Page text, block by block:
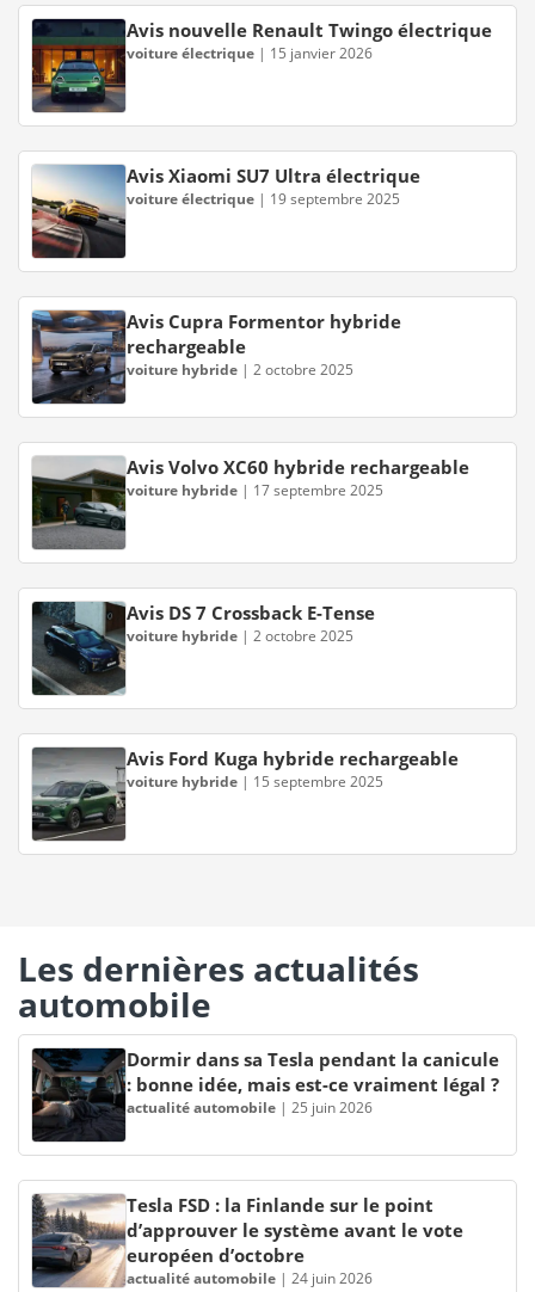
Avis nouvelle Renault Twingo électrique
voiture électrique | 15 janvier 2026
Avis Xiaomi SU7 Ultra électrique
voiture électrique | 19 septembre 2025
Avis Cupra Formentor hybride
rechargeable
voiture hybride | 2 octobre 2025
Avis Volvo XC60 hybride rechargeable
voiture hybride | 17 septembre 2025
Avis DS 7 Crossback E-Tense
voiture hybride | 2 octobre 2025
Avis Ford Kuga hybride rechargeable
voiture hybride | 15 septembre 2025
Les dernières actualités
automobile
Dormir dans sa Tesla pendant la canicule
: bonne idée, mais est-ce vraiment légal ?
actualité automobile | 25 juin 2026
Tesla FSD : la Finlande sur le point
d’approuver le système avant le vote
européen d’octobre
actualité automobile | 24 juin 2026